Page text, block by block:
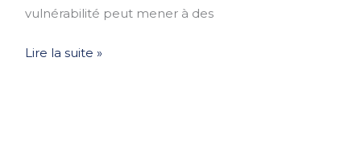
vulnérabilité peut mener à des
Lire la suite »